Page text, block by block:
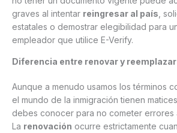
graves al intentar reingresar al país ,
estatales o demostrar elegibilidad para
empleador que utilice E-Verify.
Diferencia entre renovar y reemplazar
Aunque a menudo usamos los términos
el mundo de la inmigración tienen
debes conocer para no cometer errores
La renovación ocurre estrictamente